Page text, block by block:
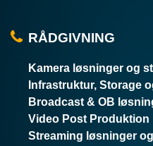
RÅDGIVNING
Kamera løsninger og
Infrastruktur, Storage
Broadcast & OB
Video Post Produktion
Streaming løsninger